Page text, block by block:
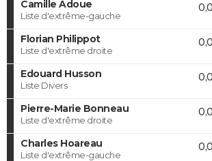
Camille Adoue
Liste d'extrême-gauche
Florian Philippot
Liste d'extrême droite
Edouard Husson
Liste Divers
Pierre-Marie Bonneau
Liste d'extrême droite
Charles Hoareau
Liste d'extrême-gauche